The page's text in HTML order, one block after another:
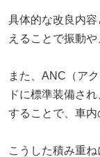
具体的な改良内
えることで振動
また、ANC（ア
ドに標準装備さ
することで、車内
こうした積み重